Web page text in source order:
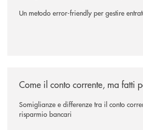
Un metodo error-friendly per gestire
Come il conto corrente, ma fatti
Somiglianze e differenze tra il conto
risparmio bancari